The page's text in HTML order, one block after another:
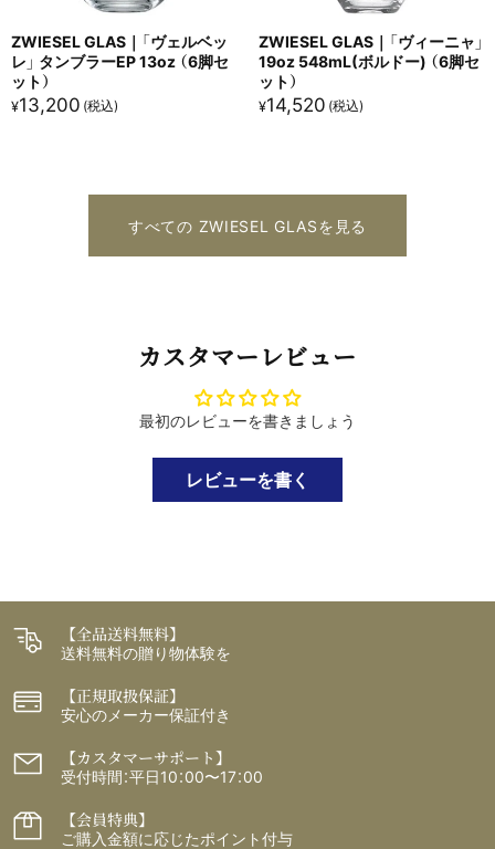
ZWIESEL GLAS｜「ヴェルベッ
レ」 タンブラーEP 13oz （6脚セ
ット）
¥13,200
ZWIESEL GLAS｜「ヴィーニャ」
19oz 548mL(ボルドー) （6脚セ
ット）
¥14,520
すべての ZWIESEL GLASを見る
カスタマーレビュー
最初のレビューを書きましょう
レビューを書く
【全品送料無料】
送料無料の贈り物体験を
【正規取扱保証】
安心のメーカー保証付き
【カスタマーサポート】
受付時間：平日10：00〜17：00
【会員特典】
ご購入金額に応じたポイント付与